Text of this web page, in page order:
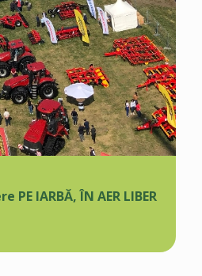
PE IARBĂ, ÎN AER LIBER